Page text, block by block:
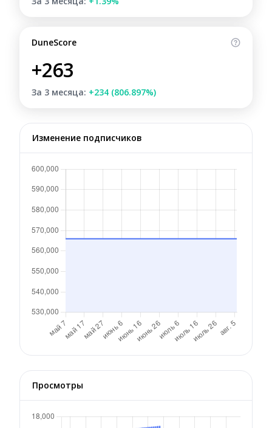
DuneScore
+263
За 3 месяца: +234 (806.897%)
Изменение подписчиков
Просмотры